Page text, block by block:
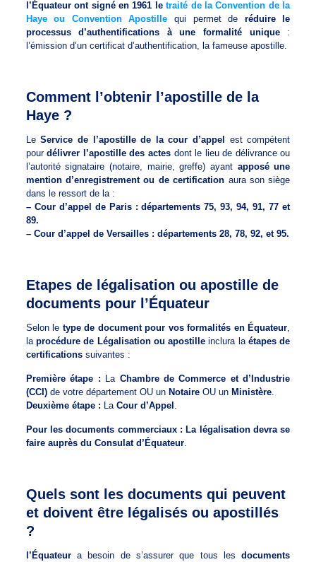
l’Équateur ont signé en 1961 letraité de la Convention de la
Haye ou Convention Apostille qui permet de réduire le
processus d’authentifications à une formalité unique:
l’émission d’un certificat d’authentification, la fameuse apostille.
Comment l’obtenir l’apostille de la
Haye ?
LeService de l’apostille de la cour d’appel
est compétent
pourdélivrer l’apostille des actesdont le lieu de délivrance ou
l’autorité signataire (notaire, mairie, greffe) ayant apposé une
mention d’enregistrement ou de certification aura son siège
dans le ressort de la :
– Cour d’appel de Paris : départements 75, 93, 94, 91, 77 et
89.
– Cour d’appel de Versailles : départements 28, 78, 92, et 95.
Etapes de légalisation ou apostille de
documents pour l’Équateur
Selon le type de document pour vos formalités en Équateur
laprocédure de Légalisation ou apostille inclura la étapes de
certificationssuivantes :
Première étape : La Chambre de Commerce et d’Industrie
(CCI)de votre département OU un Notaire OU un Ministère.
Deuxième étape : La Cour d’Appel
Pour les documents commerciaux : La légalisation devra se
faire auprès du Consulat d’Équateur.
Quels sont les documents qui peuvent
et doivent être légalisés ou apostillés
?
l’Équateura besoin de s’assurer que tous lesdocuments